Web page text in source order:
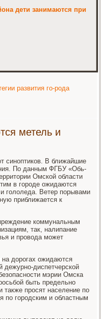
дети занимаются при
развития го-рода
метель и
синоптиков. В ближайшие
По данным ФГБУ «Обь-
Омской области
в городе ожидаются
гололеда. Ветер порывами
приближается к
коммунальным
так, налипание
и провода может
на дорогах ожидаются
диспетчерской
мэрии Омска
быть предельно
просят население по
по городским и областным